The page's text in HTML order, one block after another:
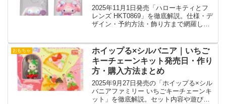
2025年11月1日発売「ハローキティとフ
レンズ HKT0869」を徹底解説。仕様・デ
ザイン・予約方法・飾り方まで網羅した
おもちゃ
ホイップる×シルバニア｜いちご
キーチェーンキット発売日・作り
方・購入方法まとめ
2025年9月27日発売の「ホイップる×シル
バニアファミリー いちごキーチェーンキ
ット」を徹底解説。セット内容や遊び